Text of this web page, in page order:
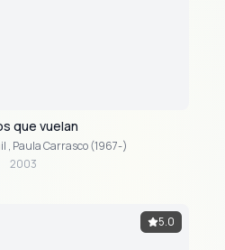
que vuelan
, Paula Carrasco (1967-)
2003
5.0